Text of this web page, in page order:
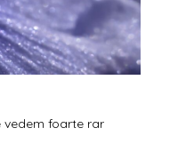
vedem foarte rar